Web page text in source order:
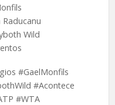
Wild
#GaelMonfils
#Acontece
#WTA